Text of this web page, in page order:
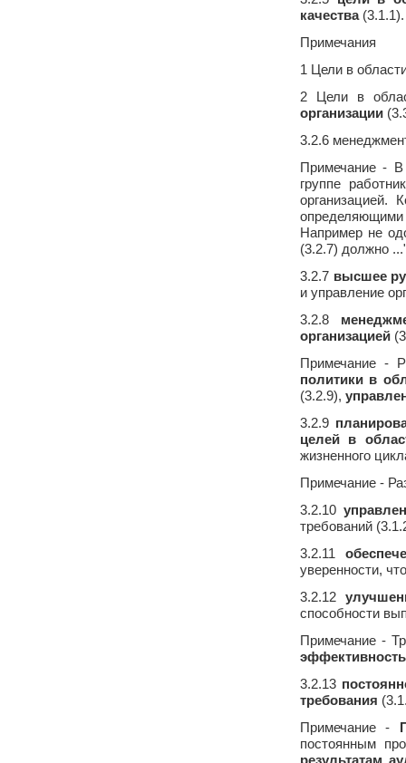
качества(3.1.1).
Примечания
1 Цели в
2 Цели в
организации
3.2.6
Примечание - В
группе
организацией.
определяющими
Например не
(3.2.7) должно
3.2.7 высшее
и управление
3.2.8
организацией
Примечание -
политики в
(3.2.9),
3.2.9
целей в
жизненного
Примечание -
3.2.10
требований
3.2.11
уверенности,
3.2.12
способности
Примечание -
эффективность
3.2.13
требования
Примечание -
постоянным
результатам